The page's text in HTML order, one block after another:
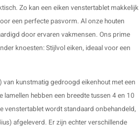
Zo kan een eiken venstertablet makkelijk
een perfecte pasvorm. Al onze houten
door ervaren vakmensen. Ons prime
knoesten: Stijlvol eiken, ideaal voor een
kunstmatig gedroogd eikenhout met een
hebben een breedte tussen 4 en 10
venstertablet wordt standaard onbehandeld,
afgeleverd. Er zijn echter verschillende